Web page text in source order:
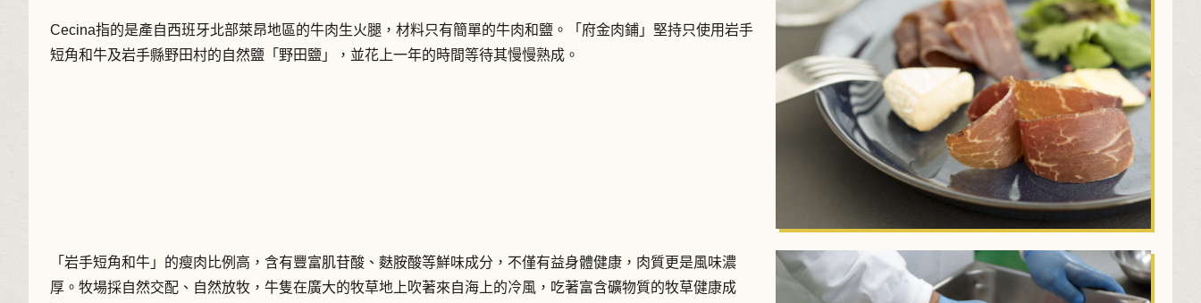
Cecina指的是產自西班牙北部萊昂地區的牛肉生火腿，材料只有簡單的牛肉和鹽。「府金肉鋪」堅持只使用岩手
短角和牛及岩手縣野田村的自然鹽「野田鹽」，並花上一年的時間等待其慢慢熟成。
「岩手短角和牛」的瘦肉比例高，含有豐富肌苷酸、麩胺酸等鮮味成分，不僅有益身體健康，肉質更是風味濃
厚。牧場採自然交配、自然放牧，牛隻在廣大的牧草地上吹著來自海上的冷風，吃著富含礦物質的牧草健康成